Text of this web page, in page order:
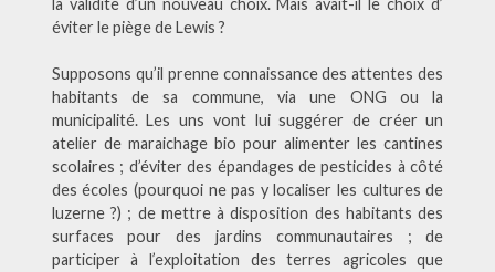
éviter le piège de Lewis ?
Supposons qu’il prenne connaissance des attentes des
habitants de sa commune, via une ONG ou la
municipalité. Les uns vont lui suggérer de créer un
atelier de maraichage bio pour alimenter les cantines
scolaires ; d’éviter des épandages de pesticides à côté
des écoles (pourquoi ne pas y localiser les cultures de
luzerne ?) ; de mettre à disposition des habitants des
surfaces pour des jardins communautaires ; de
participer à l’exploitation des terres agricoles que